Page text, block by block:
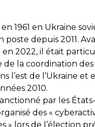
1961 en Ukraine
poste depuis 2011.
en 2022, il était
de la coordination
l’est de l’Ukraine et
2010.
par les
des «
» lors de l’élection